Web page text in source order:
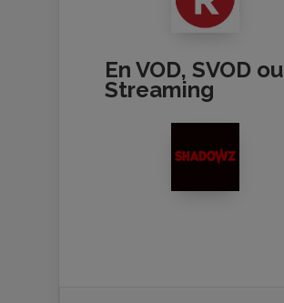
En VOD, SVOD ou
Streaming